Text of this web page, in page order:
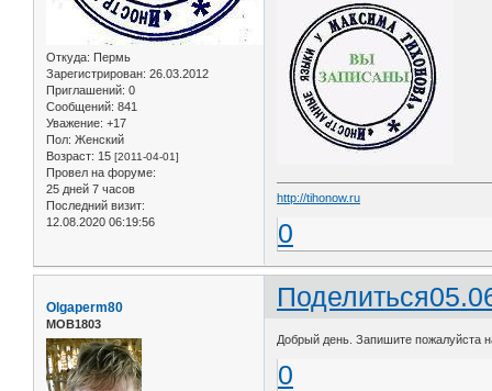
Откуда: Пермь
Зарегистрирован: 26.03.2012
Приглашений: 0
Сообщений: 841
Уважение: +17
Пол: Женский
Возраст: 15 [2011-04-01]
Провел на форуме:
25 дней 7 часов
Последний визит:
12.08.2020 06:19:56
http://tihonow.ru
0
Поделиться
Olgaperm80
МОВ1803
Добрый день. Запишите пожалуйста
0